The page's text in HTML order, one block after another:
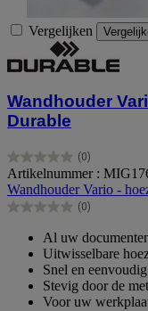
Vergelijken
Wandhouder
Durable
(0)
0.0
van
de
5
Artikelnummer :
Wandhouder Vario -
(0)
0.0
sterren.
Al uw
Uitwisselbare
Snel en
Stevig door de
Voor uw